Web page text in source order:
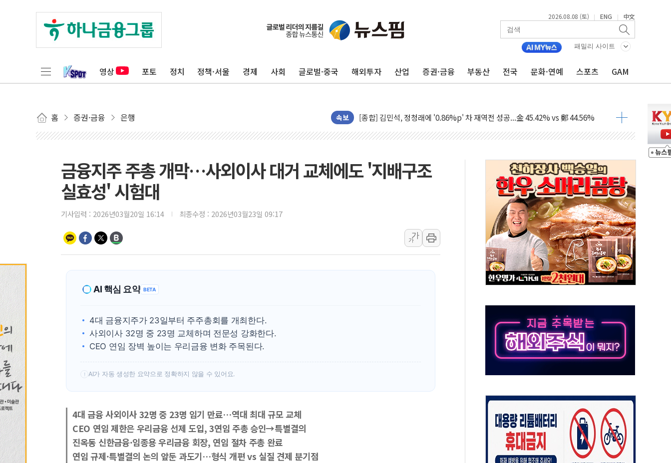
2026.08.08 (토) | ENG | 中文
패밀리 사이트
영상 포토 정치 정책·서울 경제 사회 글로벌·중국 해외투자 산업 증권·금융 부동산 전국 문화·연예 스포츠 GAM
홈 증권·금융 은행 속보
포항시 재난예산 40억 긴급 투입…고수온 양식장 복구·지원 '총력'
인천 합동연설회 나선 송영길·정청래·김민석 당대표 후보
김민석, 2주차 제주·인천 경선서 정청래에 승리...47.75% vs 42.08%
[속보] 민주, 제주·인천 경선 결과 발표...김민석 47.75% 정청래 42.08%
[속보] 민주, 인천 경선 결과 발표...김민석 45.09% 정청래 43.27% 송영길 11.63%
[속보] 민주, 제주 경선 결과 발표...김민석 52.64% 정청래 39.89% 송영길 7.47%
美, 이란전 출구전략 만지작…공습 한계·탄약 부족 현실화
강릉·동해·삼척 시간당 최대 50㎜ 폭우…강원 동해안 강한 비 이어져
폐기물 수거하다 참변…60대 환경미화원 수거차에 치여 사망
서울 중랑구 주택가서 흉기 난동…60대 남성 2명 숨져
李대통령 "결혼 때문에 손해 보는 일 없게"…'결혼 페널티' 22개 과제 손본다
인천 선재도 갯벌서 해루질 중 실종 60대 나흘만에 숨진 채 발견
인천서 말다툼 중 어머니 흉기 살해 10대 아들 체포
'화합' 꺼낸 김민석에 '뻔뻔' 받아친 정청래…제주 연설서 신경전 고조
금융지주 주총 개막…사외이사 대거 교체에도 '지배구조
실효성' 시험대
기사입력 : 2026년03월20일 16:14 최종수정 : 2026년03월23일 09:17
가
가
AI 핵심 요약 BETA
4대 금융지주가 23일부터 주주총회를 개최한다.
사외이사 32명 중 23명 교체하며 전문성 강화한다.
CEO 연임 장벽 높이는 우리금융 변화 주목된다.
! AI가 자동 생성한 요약으로 정확하지 않을 수 있어요.
4대 금융 사외이사 32명 중 23명 임기 만료…역대 최대 규모 교체
CEO 연임 제한은 우리금융 선제 도입, 3연임 주총 승인→특별결의
진옥동 신한금융·임종용 우리금융 회장, 연임 절차 주총 완료
연임 규제·특별결의 논의 앞둔 과도기…형식 개편 vs 실질 견제 분기점